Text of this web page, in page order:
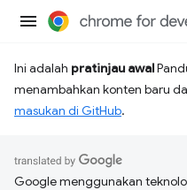
Ini adalah pratinjau awal
menambahkan konten baru
masukan di GitHub.
Google menggunakan